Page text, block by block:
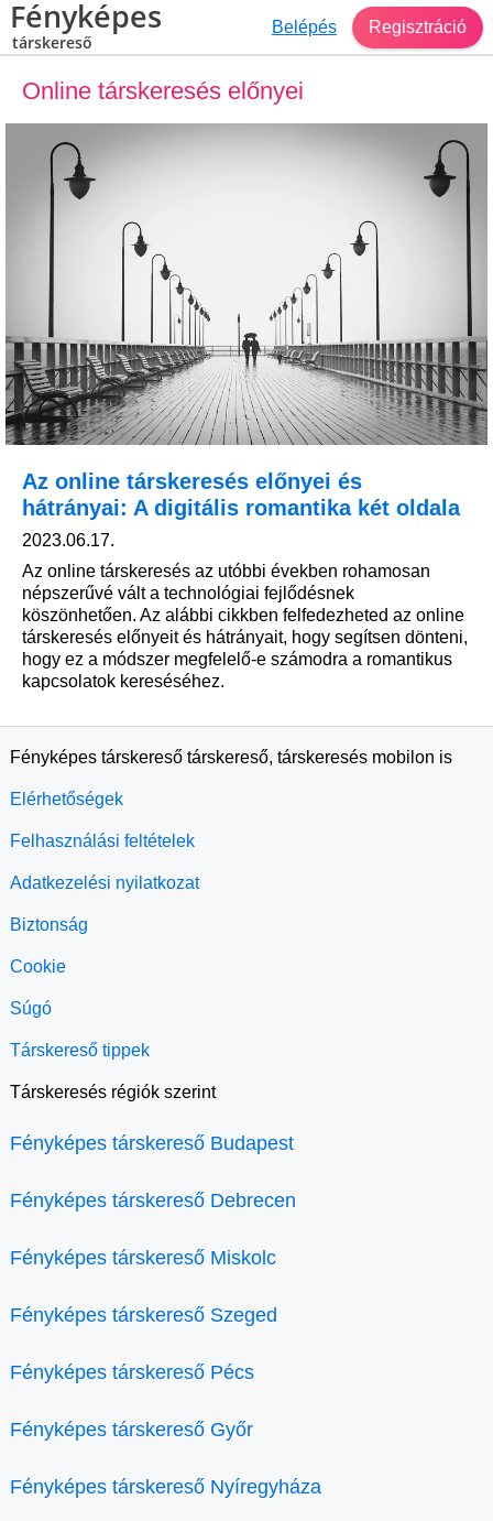
Fényképes
társkereső
Belépés Regisztráció
Online társkeresés előnyei
Az online társkeresés előnyei és
hátrányai: A digitális romantika két oldala
2023.06.17.
Az online társkeresés az utóbbi években rohamosan
népszerűvé vált a technológiai fejlődésnek
köszönhetően. Az alábbi cikkben felfedezheted az online
társkeresés előnyeit és hátrányait, hogy segítsen dönteni,
hogy ez a módszer megfelelő-e számodra a romantikus
kapcsolatok kereséséhez.
Fényképes társkereső társkereső, társkeresés mobilon is
Elérhetőségek
Felhasználási feltételek
Adatkezelési nyilatkozat
Biztonság
Cookie
Súgó
Társkereső tippek
Társkeresés régiók szerint
Fényképes társkereső Budapest
Fényképes társkereső Debrecen
Fényképes társkereső Miskolc
Fényképes társkereső Szeged
Fényképes társkereső Pécs
Fényképes társkereső Győr
Fényképes társkereső Nyíregyháza